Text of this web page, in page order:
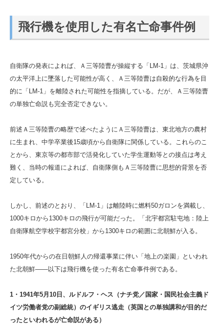
飛行機を使用した有名亡命事件例
自衛隊の発表によれば、Ａ三等陸曹が操縦する「LM-1」は、茨城県沖
の太平洋上に墜落した可能性が高く、Ａ三等陸曹は自殺的な行為を目
的に「LM-1」を離陸された可能性を指摘している。だが、Ａ三等陸曹
の単独亡命説も完全否定できない。
前述Ａ三等陸曹の略歴で述べたようにＡ三等陸曹は、東北地方の農村
に生まれ、中学卒業後15歳頃から自衛隊に関係している。これらのこ
とから、東京等の都市部で活発化していた学生運動等との接点は考え
難く、当時の報道によれば、自衛隊側もＡ三等陸曹に思想的背景を否
定している。
しかし、前述のとおり、「LM-1」は離陸時に燃料50ガロンを満載し、
1000キロから1300キロの飛行が可能だった。「北宇都宮駐屯地：陸上
自衛隊航空学校宇都宮分校」から1300キロの範囲に北朝鮮が入る。
1950年代からの在日朝鮮人の帰還事業に伴い「地上の楽園」といわれ
た北朝鮮――以下は飛行機を使った有名亡命事件例である。
1・1941年5月10日、ルドルフ・ヘス（ナチ党／国家・国民社会主義ド
イツ労働者党の副総統）のイギリス逃走（英国との単独講和が目的だ
ったといわれるが亡命説がある）